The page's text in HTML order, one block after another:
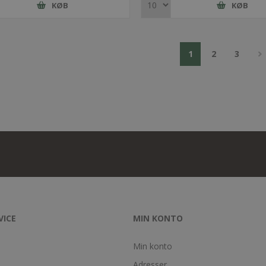
KØB KØB
1 2 3
MIN KONTO
Min konto